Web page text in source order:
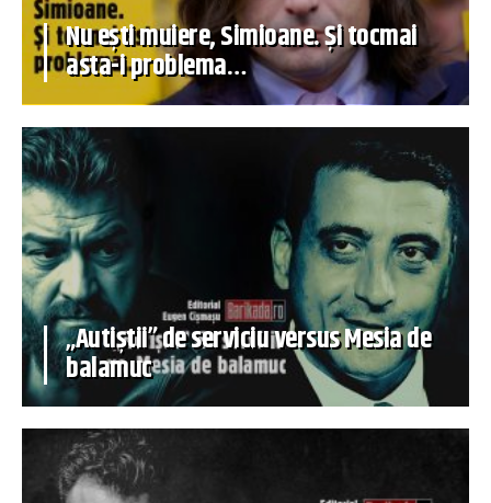
Nu ești muiere, Simioane. Și tocmai
asta-i problema…
„Autiștii” de serviciu versus Mesia de
balamuc